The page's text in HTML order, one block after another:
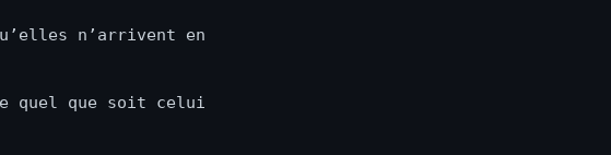
n’arrivent en
quel que soit celui